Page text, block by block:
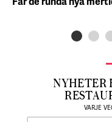
NYHETER
VARJE